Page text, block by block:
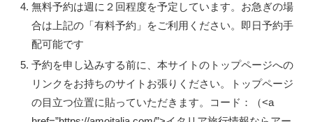
無料予約は週に２回程度を予定しています。お急ぎの場
合は上記の「有料予約」をご利用ください。即日予約手
配可能です
予約を申し込みする前に、本サイトのトップページへの
リンクをお持ちのサイトお張りください。トップページ
の目立つ位置に貼っていただきます。コード：（<a